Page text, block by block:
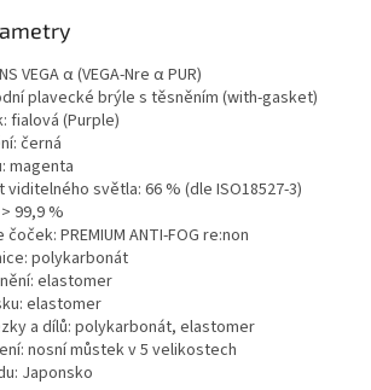
VEGA α (VEGA-Nre α PUR)
plavecké brýle s těsněním (with-gasket)
fialová (Purple)
černá
magenta
světla: 66 % (dle ISO18527-3)
99,9 %
PREMIUM ANTI-FOG re:non
polykarbonát
elastomer
elastomer
a dílů: polykarbonát, elastomer
nosní můstek v 5 velikostech
Japonsko